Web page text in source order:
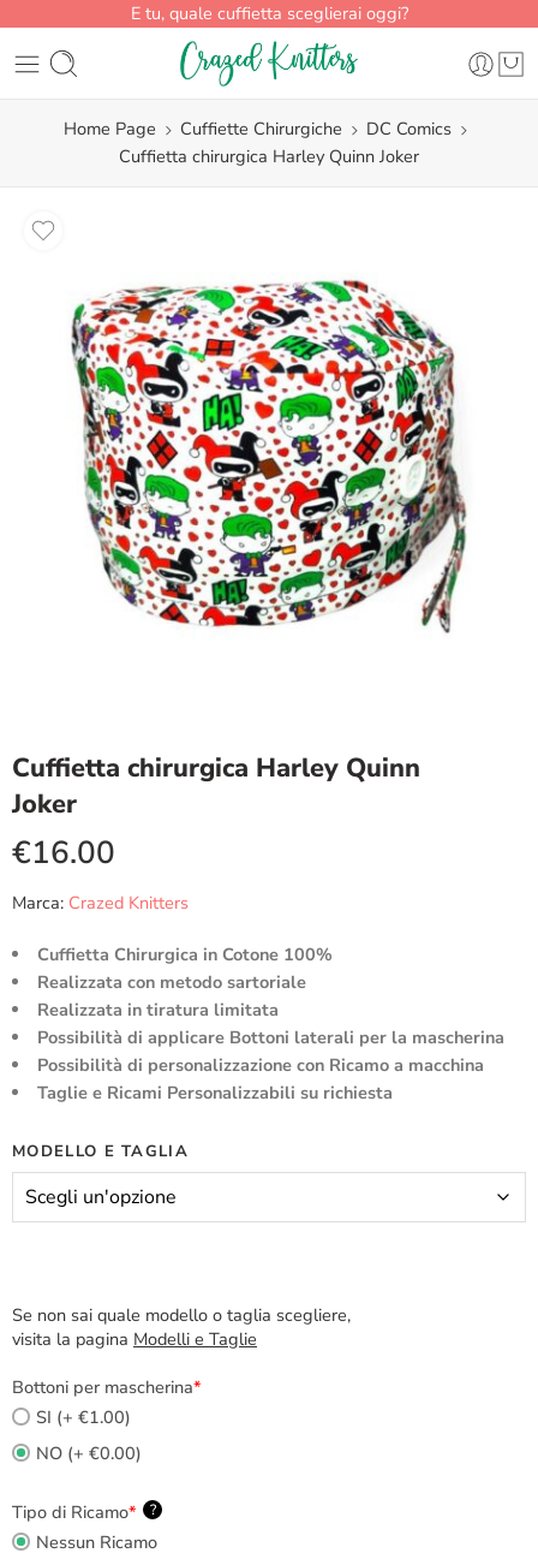
E tu, quale cuffietta sceglierai oggi?
Home Page Cuffiette Chirurgiche
DC Comics
Cuffietta chirurgica Harley Quinn Joker
Cuffietta chirurgica Harley Quinn
Joker
€16.00
Marca: Crazed Knitters
Cuffietta Chirurgica in Cotone 100%
Realizzata con metodo sartoriale
Realizzata in tiratura limitata
Possibilità di applicare Bottoni laterali per la mascherina
Possibilità di personalizzazione con Ricamo a macchina
Taglie e Ricami Personalizzabili su richiesta
MODELLO E TAGLIA
Se non sai quale modello o taglia scegliere,
visita la pagina Modelli e Taglie
Bottoni per mascherina*
SI (+ €1.00)
NO (+ €0.00)
Tipo di Ricamo* ?
Nessun Ricamo